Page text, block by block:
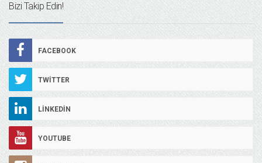
Bizi Takip Edin!
FACEBOOK
TWITTER
LINKEDIN
YOUTUBE